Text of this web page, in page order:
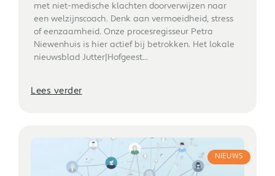
met niet-medische klachten doorverwijzen naar
een welzijnscoach. Denk aan vermoeidheid, stress
of eenzaamheid. Onze procesregisseur Petra
Niewenhuis is hier actief bij betrokken. Het lokale
nieuwsblad Jutter|Hofgeest...
Lees verder
NIEUWS